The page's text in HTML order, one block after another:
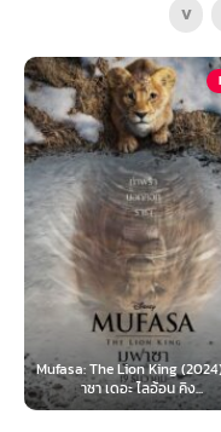
V
HD
The Lion King (2024) มูฟ
าซา เดอะ ไลอ้อน คิง...